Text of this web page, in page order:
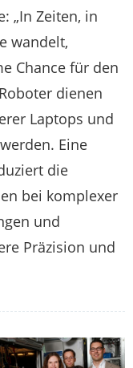
„In Zeiten, in
wandelt,
Chance für den
dienen
Laptops und
Eine
die
bei komplexer
und
Präzision und